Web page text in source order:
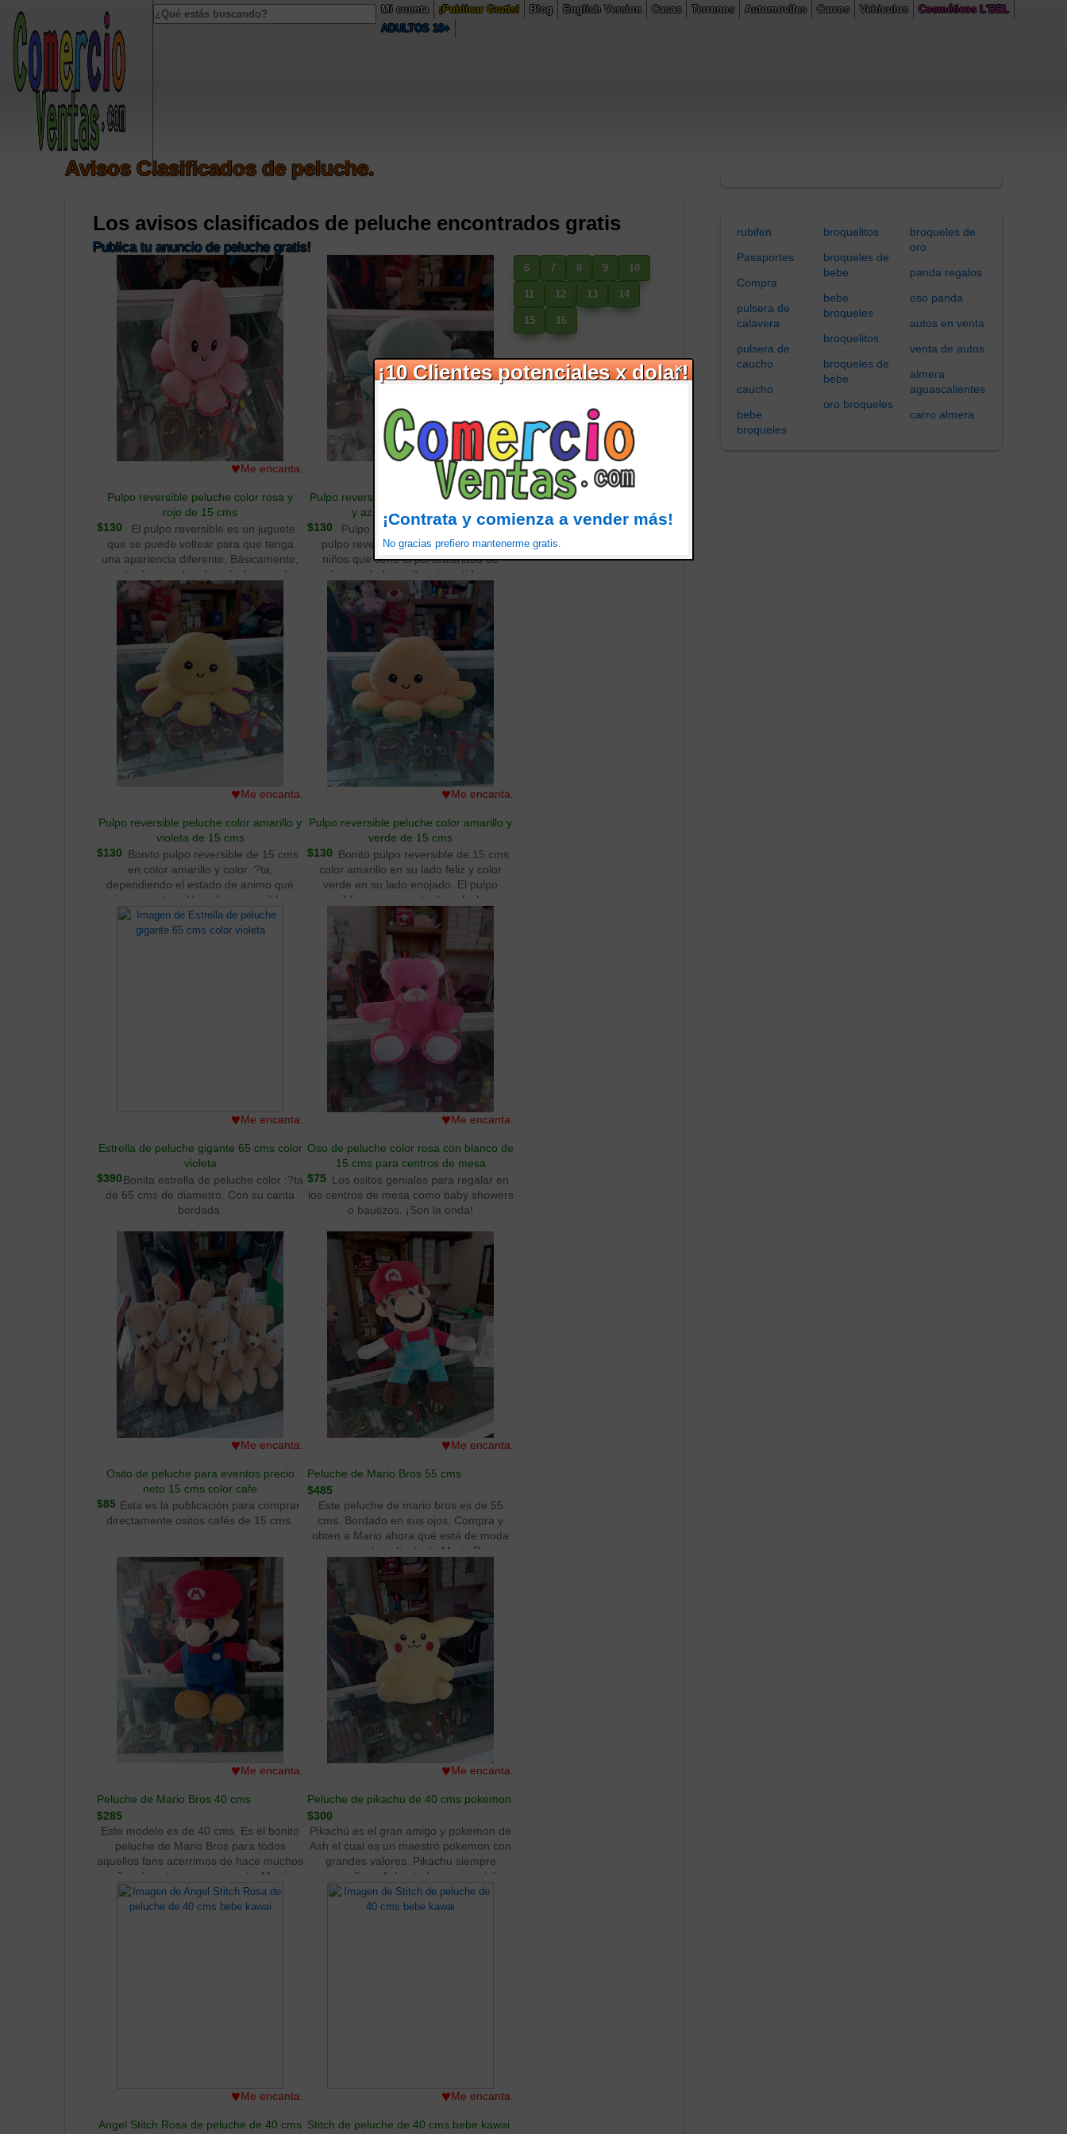
¡10 Clientes potenciales x dolar!
×
¡Contrata y comienza a vender más!
No gracias prefiero mantenerme gratis.
Notice : Undefined index: popUp in/home/u461468646/domains/comercioventas.com/public_html/buscadorWeb/model.php
: Undefined index: HTTP_ACCEPT_LANGUAGE in
Avisos Clasificados de peluche.
Mi cuenta ¡Publicar Gratis! Blog English Version Casas Terrenos Automoviles Carros Vehiculos
Cosméticos L'BEL
ADULTOS 18+
Los avisos clasificados de peluche encontrados gratis
Publica tu anuncio de peluche gratis!
♥Me encanta.
Pulpo reversible peluche color rosa y
rojo de 15 cms
$130
El pulpo reversible es un juguete
que se puede voltear para que tenga
una apariencia diferente. Básicamente,
consta de un pulpo de peluche con dos
caras diferentes, de modo que se puede
voltear para mostrar la otra cara. Al ser
reversible, puede ser una forma
divertida de mantener a los niños
entretenidos mientras se les enseña
sobre los conceptos de inversión y
simetría. Bonitos pulpos reversibles de
15 cms.
♥Me encanta.
Pulpo reversible peluche color azul cielo
y azul fuerte de 15 cms
$130
Pulpo reversible de color azul. El
pulpo reversible es un juguete para
niños que tiene la particularidad de
poder ser dado vuelta o invertido para
mostrar un diseño o color diferente. Por
lo general, tiene forma de pulpo y cada
uno de sus tentá:?s tiene un color o
diseño distinto en cada lado. Al invertir el
pulpo, se pueden mostrar diferentes
combinaciones de colores y
patrones.Este tipo de juguete es popular
entre los niños pequeños, ya que les
permite jugar y experimentar con
diferentes formas y colores de manera
creativa. Además, puede ser utilizado
como un objeto para ayudar a los niños
a desarrollar su capacidad cognitiva y de
resolución de problemas, ya que les
desafía a pensar en cómo pueden
crear diferentes efectos visuales.
♥Me encanta.
Pulpo reversible peluche color amarillo y
violeta de 15 cms
$130 Bonito pulpo reversible de 15 cms
en color amarillo y color :?ta,
dependiendo el estado de animo qué
quieras mostrar. Un pulpo reversible es
un tipo de juguete de peluche que se
puede dar vuelta para que parezca un
♥Me encanta.
Pulpo reversible peluche color amarillo y
verde de 15 cms
$130 Bonito pulpo reversible de 15 cms
color amarillo en su lado feliz y color
verde en su lado enojado. El pulpo
reversible es un juguete de peluche que
se ha vuelto bastante popular
últimamente. Es un peluche suave y
adorable que se puede voltear para
mostrar una expresión diferente en la
cara del pulpo. Por lo general, tiene dos
colores diferentes en cada lado del
pulpo y se puede voltear fácilmente para
cambiar la apariencia del peluche.
Además de ser un juguete divertido y
entretenido para niños y adultos por
igual, el pulpo reversible también puede
ser un objeto de colección popular entre
los entusiastas de los peluches.
♥Me encanta.
Estrella de peluche gigante 65 cms color
violeta
$390Bonita estrella de peluche color :?ta
de 65 cms de diametro. Con su carita
bordada.
♥Me encanta.
Oso de peluche color rosa con blanco de
15 cms para centros de mesa
$75 Los ositos geniales para regalar en
los centros de mesa como baby showers
o bautizos. ¡Son la onda!
♥Me encanta.
Osito de peluche para eventos precio
neto 15 cms color cafe
$85 Esta es la publicación para comprar
directamente ositos cafés de 15 cms.
♥Me encanta.
Peluche de Mario Bros 55 cms
$485
Este peluche de mario bros es de 55
cms. Bordado en sus ojos. Compra y
obten a Mario ahora qué está de moda
gracias a la película de Mario Bros.
Nuestro gran amigo de toda la infancia.
♥Me encanta.
Peluche de Mario Bros 40 cms
$285
Este modelo es de 40 cms. Es el bonito
peluche de Mario Bros para todos
aquellos fans acerrimos de hace muchos
años de este gran personaje. Mario
tambien se está convirtiendo en un
ícono para los niños ya qué muchos
♥Me encanta.
Peluche de pikachu de 40 cms pokemon
$300
Pikachú es el gran amigo y pokemon de
Ash el cual es un maestro pokemon con
grandes valores. Pikachu siempre
acompaña a Ash a todas sus geniales
aventuras. El día de hoy te traigo a este
genial personaje en figura de peluche de
♥Me encanta.
Angel Stitch Rosa de peluche de 40 cms
♥Me encanta.
Stitch de peluche de 40 cms bebe kawai
6 7 8 9 10
11 12 13 14
15 16
rubifen
Pasaportes
Compra
pulsera de
calavera
pulsera de
caucho
caucho
bebe
broqueles
broquelitos
broqueles de
bebe
bebe
broqueles
broquelitos
broqueles de
bebe
oro broqueles
broqueles de
oro
panda regalos
oso panda
autos en venta
venta de autos
almera
aguascalientes
carro almera